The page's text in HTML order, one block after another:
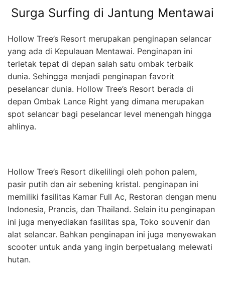
Surga Surfing di Jantung Mentawai
Hollow Tree’s Resort merupakan penginapan selancar
yang ada di Kepulauan Mentawai. Penginapan ini
terletak tepat di depan salah satu ombak terbaik
dunia. Sehingga menjadi penginapan favorit
peselancar dunia. Hollow Tree’s Resort berada di
depan Ombak Lance Right yang dimana merupakan
spot selancar bagi peselancar level menengah hingga
ahlinya.
Hollow Tree’s Resort dikelilingi oleh pohon palem,
pasir putih dan air sebening kristal. penginapan ini
memiliki fasilitas Kamar Full Ac, Restoran dengan menu
Indonesia, Prancis, dan Thailand. Selain itu penginapan
ini juga menyediakan fasilitas spa, Toko souvenir dan
alat selancar. Bahkan penginapan ini juga menyewakan
scooter untuk anda yang ingin berpetualang melewati
hutan.